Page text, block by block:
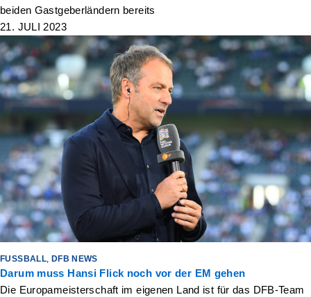
beiden Gastgeberländern bereits
21. JULI 2023
FUSSBALL , DFB NEWS
Darum muss Hansi Flick noch vor der EM gehen
Die Europameisterschaft im eigenen Land ist für das DFB-Team